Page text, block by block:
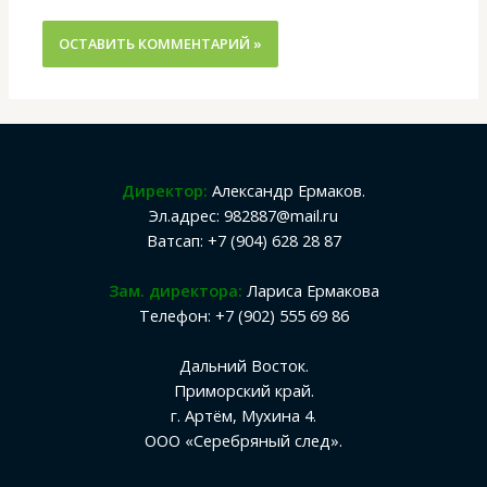
Директор: Александр Ермаков.
Эл.адрес: 982887@mail.ru
Ватсап: +7 (904) 628 28 87
Зам. директора: Лариса Ермакова
Телефон: +7 (902) 555 69 86
Дальний Восток.
Приморский край.
г. Артём, Мухина 4.
ООО «Серебряный след».